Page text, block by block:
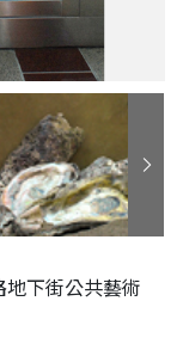
下街公共藝術